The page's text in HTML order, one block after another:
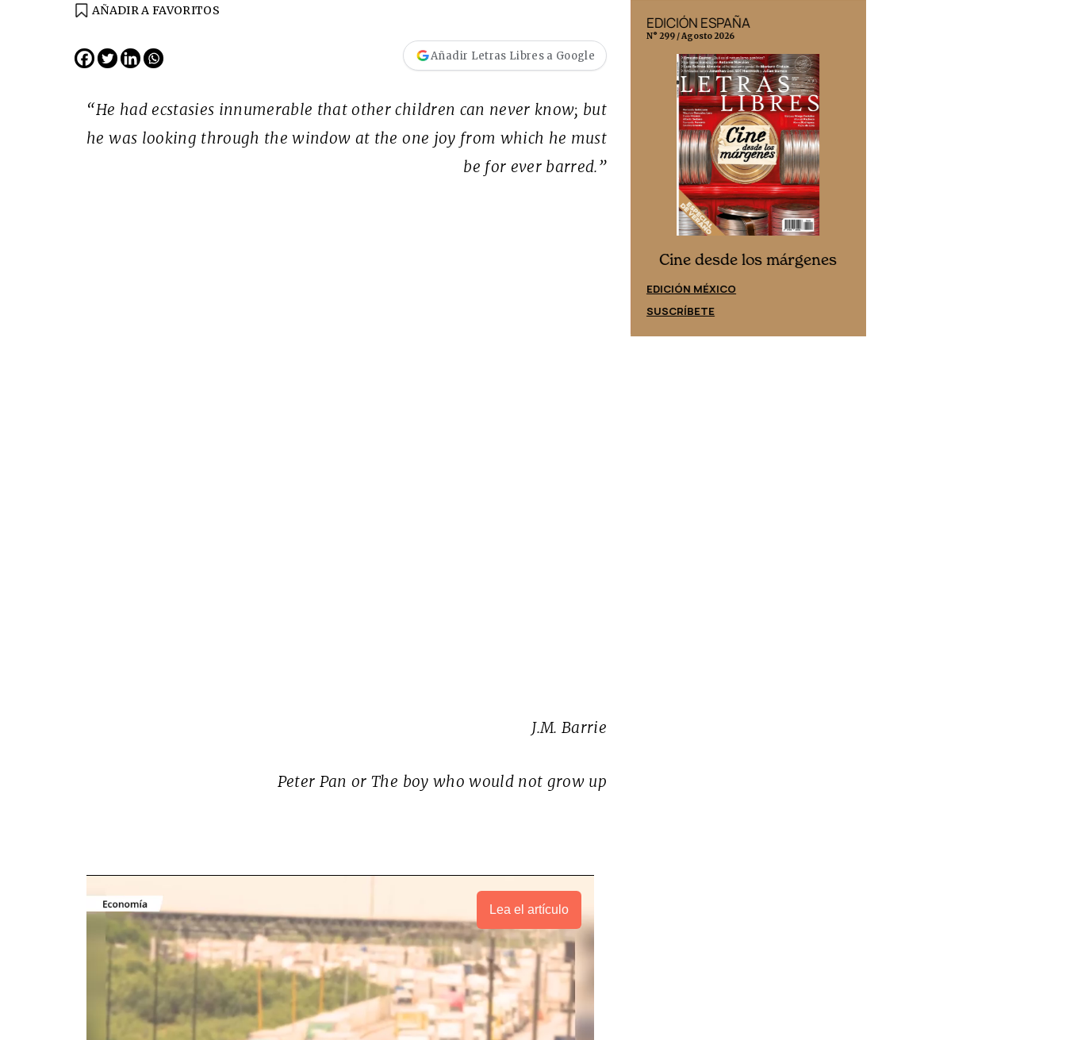
AÑADIR A FAVORITOS
Añadir Letras Libres a Google
“He had ecstasies innumerable that other children can never know; but
he was looking through the window at the one joy from which he must
be for ever barred.”
J.M. Barrie
Peter Pan or The boy who would not grow up
Lea el artículo
EDICIÓN ESPAÑA
N° 299 / Agosto 2026
Cine desde los márgenes
EDICIÓN MÉXICO
SUSCRÍBETE